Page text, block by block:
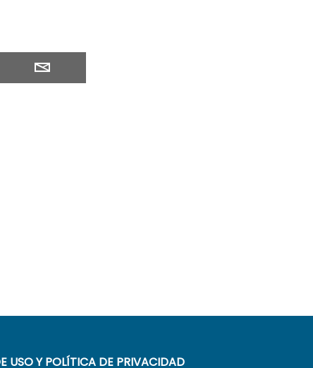
USO Y POLÍTICA DE PRIVACIDAD